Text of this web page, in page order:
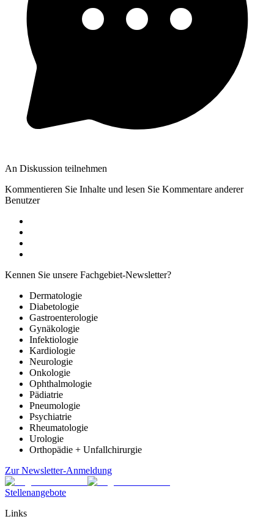
An Diskussion teilnehmen
Kommentieren Sie Inhalte und lesen Sie Kommentare anderer
Benutzer
Kennen Sie unsere Fachgebiet-Newsletter?
Dermatologie
Diabetologie
Gastroenterologie
Gynäkologie
Infektiologie
Kardiologie
Neurologie
Onkologie
Ophthalmologie
Pädiatrie
Pneumologie
Psychiatrie
Rheumatologie
Urologie
Orthopädie + Unfallchirurgie
Zur Newsletter-Anmeldung
Stellenangebote
Links